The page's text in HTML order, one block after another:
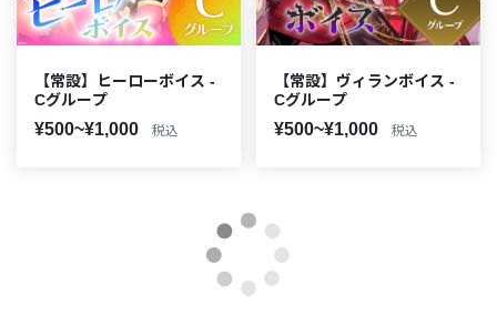
【常設】ヒーローボイス -
Cグループ
¥500~¥1,000 税込
【常設】ヴィランボイス -
Cグループ
¥500~¥1,000 税込